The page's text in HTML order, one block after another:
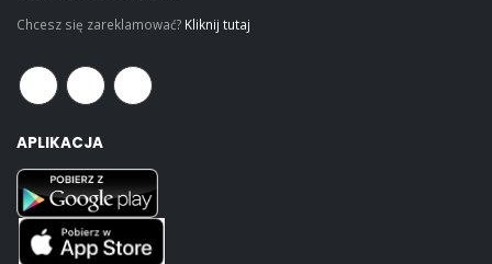
Chcesz się zareklamować? Kliknij tutaj
APLIKACJA